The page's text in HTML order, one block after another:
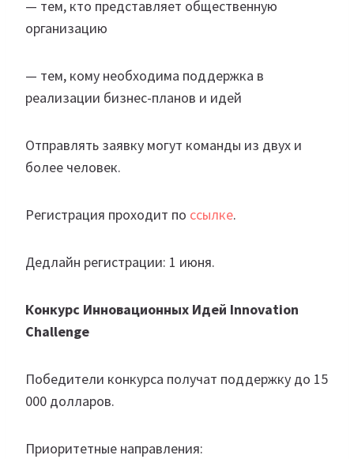
— тем, кто представляет общественную
организацию
— тем, кому необходима поддержка в
реализации бизнес-планов и идей
Отправлять заявку могут команды из двух и
более человек.
Регистрация проходит по ссылке.
Дедлайн регистрации: 1 июня.
Конкурс Инновационных Идей Innovation
Challenge
Победители конкурса получат поддержку до 15
000 долларов.
Приоритетные направления: